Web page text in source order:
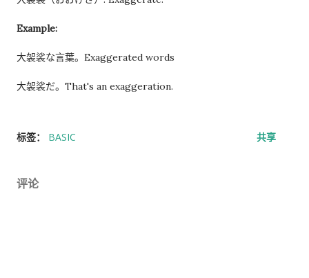
Example:
大袈裟な言葉。Exaggerated words
大袈裟だ。That's an exaggeration.
标签： BASIC 共享
评论